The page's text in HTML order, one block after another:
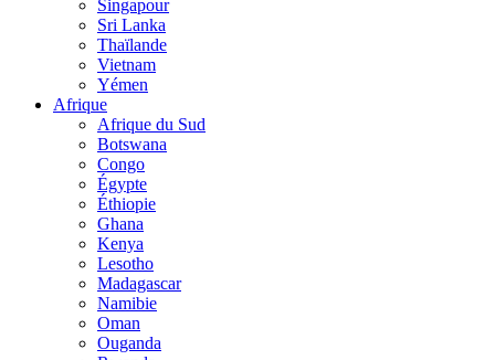
Singapour
Sri Lanka
Thaïlande
Vietnam
Yémen
Afrique
Afrique du Sud
Botswana
Congo
Égypte
Éthiopie
Ghana
Kenya
Lesotho
Madagascar
Namibie
Oman
Ouganda